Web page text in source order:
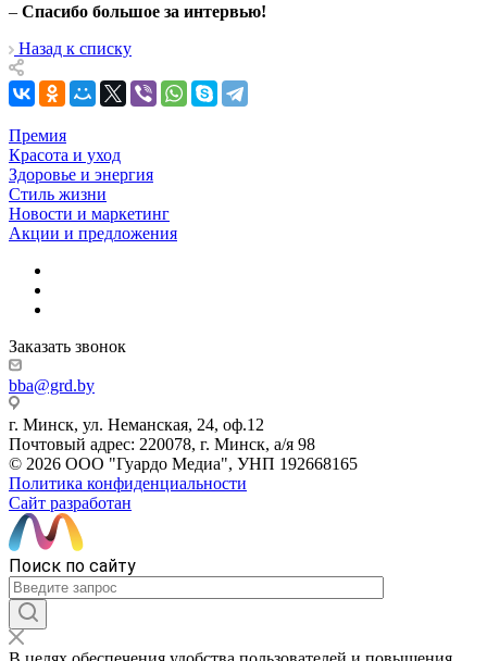
– Спасибо большое за интервью!
Назад к списку
Премия
Красота и уход
Здоровье и энергия
Стиль жизни
Новости и маркетинг
Акции и предложения
Заказать звонок
bba@grd.by
г. Минск, ул. Неманская, 24, оф.12
Почтовый адрес: 220078, г. Минск, а/я 98
© 2026 ООО "Гуардо Медиа", УНП 192668165
Политика конфиденциальности
Сайт разработан
Поиск по сайту